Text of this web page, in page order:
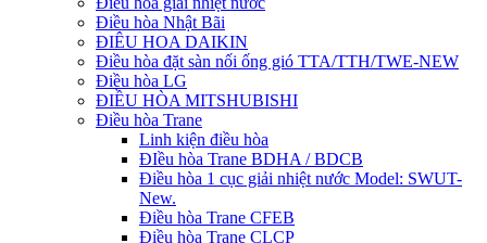
Điều hòa Nhật Bãi
ĐIÊU HOA DAIKIN
Điều hòa đặt sàn nối ống gió TTA/TTH/TWE-NEW
Điều hòa LG
ĐIỀU HÒA MITSHUBISHI
Điều hòa Trane
Linh kiện điều hòa
ĐIều hòa Trane BDHA / BDCB
Điều hòa 1 cục giải nhiệt nước Model: SWUT-
New.
Điều hòa Trane CFEB
Điều hòa Trane CLCP